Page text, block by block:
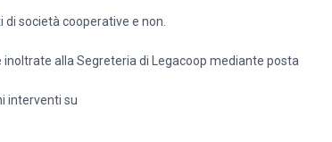
società cooperative e non.
alla Segreteria di Legacoop mediante posta
interventi su